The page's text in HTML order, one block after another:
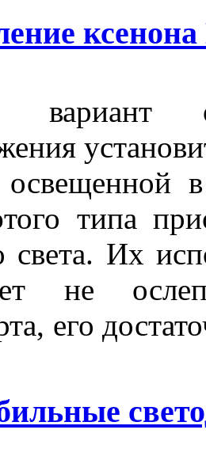
вариант
освещенной
типа
света. Их
не
его